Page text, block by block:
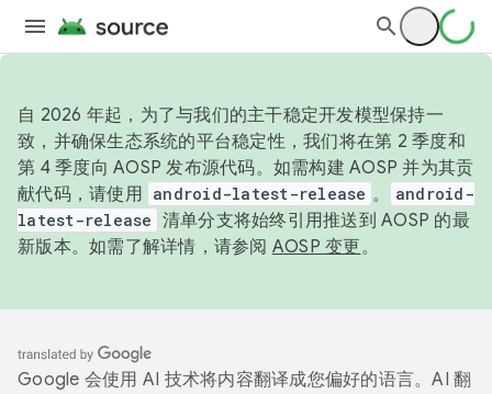
自 2026 年起，为了与我们的主干稳定开发模型保持一
致，并确保生态系统的平台稳定性，我们将在第 2 季度和
第 4 季度向 AOSP 发布源代码。如需构建 AOSP 并为其贡
献代码，请使用 android-latest-release 。
android-
latest-release 清单分支将始终引用推送到 AOSP 的最
新版本。如需了解详情，请参阅 AOSP 变更。
Google 会使用 AI 技术将内容翻译成您偏好的语言。AI 翻